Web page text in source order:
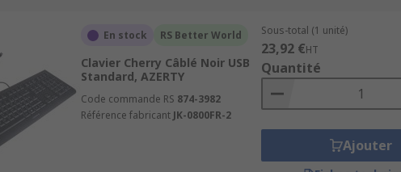
un choix de connexions différentes comme USB, Bluetooth ou
En stock RS Better World
Clavier Cherry Câblé Noir USB
Standard, AZERTY
Code commande RS 874-3982
Référence fabricant JK-0800FR-2
Sous-total (1 unité)
23,92 €HT
Quantité
Ajouter